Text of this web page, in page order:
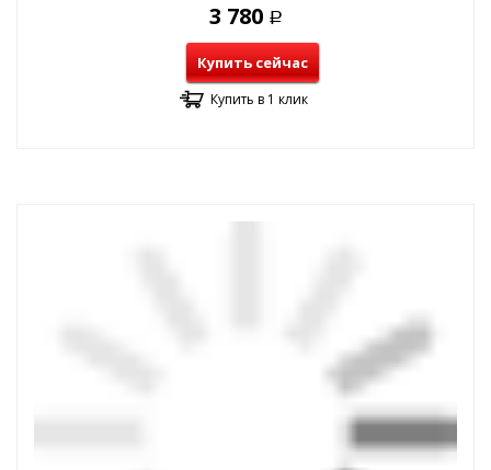
3 780 Р
Купить сейчас
Купить в 1 клик